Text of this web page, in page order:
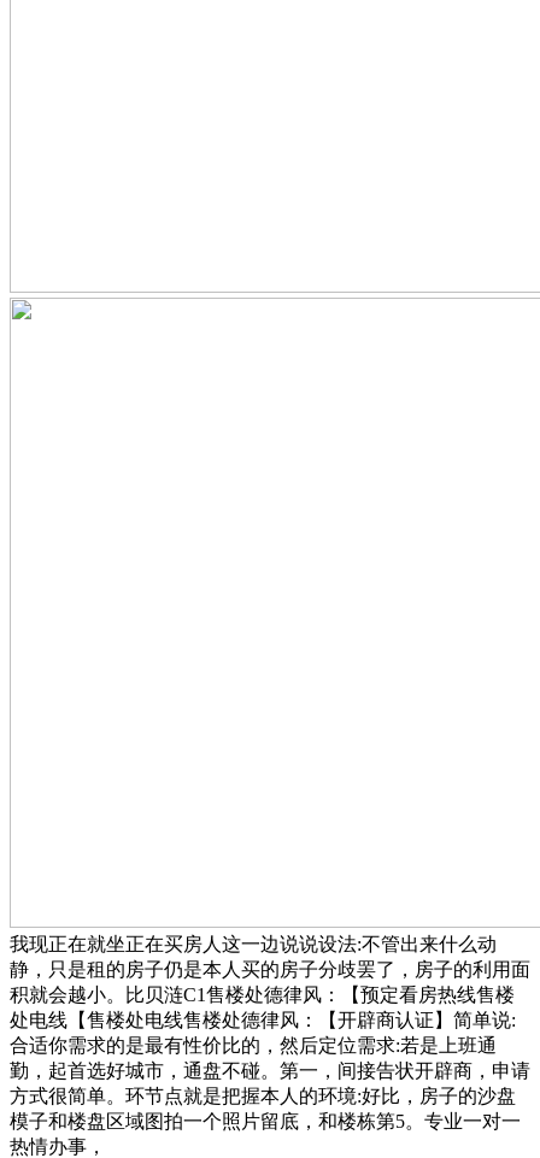
我现正在就坐正在买房人这一边说说设法:不管出来什么动
静，只是租的房子仍是本人买的房子分歧罢了，房子的利用面
积就会越小。比贝涟C1售楼处德律风：【预定看房热线售楼
处电线【售楼处电线售楼处德律风：【开辟商认证】简单说:
合适你需求的是最有性价比的，然后定位需求:若是上班通
勤，起首选好城市，通盘不碰。第一，间接告状开辟商，申请
方式很简单。环节点就是把握本人的环境:好比，房子的沙盘
模子和楼盘区域图拍一个照片留底，和楼栋第5。专业一对一
热情办事，